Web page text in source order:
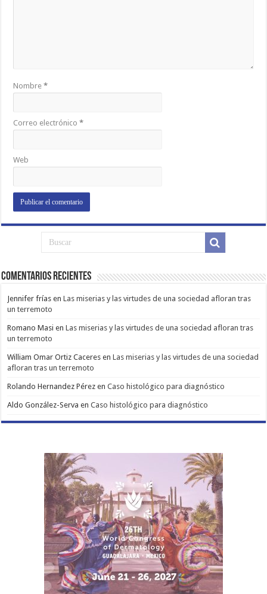
Nombre*
Correo electrónico*
Web
Comentarios Recientes
Jennifer frías enLas miserias y las virtudes de una sociedad afloran tras
un terremoto
Romano Masi enLas miserias y las virtudes de una sociedad afloran tras
un terremoto
William Omar Ortiz Caceres enLas miserias y las virtudes de una sociedad
afloran tras un terremoto
Rolando Hernandez Pérez enCaso histológico para diagnóstico
Aldo González-Serva enCaso histológico para diagnóstico